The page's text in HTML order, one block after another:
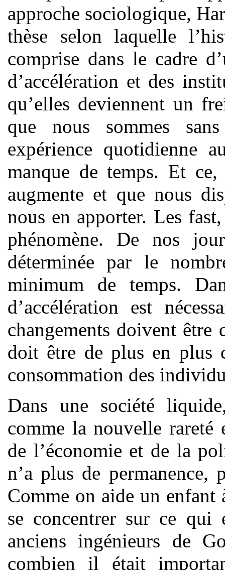
approche sociologique,
thèse selon laquelle
comprise dans le cadre
d’accélération et des
qu’elles deviennent un
que nous sommes
expérience quotidienne
manque de temps. Et
augmente et que nous
nous en apporter. Les
phénomène. De nos
déterminée par le
minimum de temps.
d’accélération est
changements doivent être
doit être de plus en plus
consommation des
Dans une société
comme la nouvelle rareté
de l’économie et de la
n’a plus de
Comme on aide un
se concentrer sur ce qui
anciens ingénieurs de
combien il était